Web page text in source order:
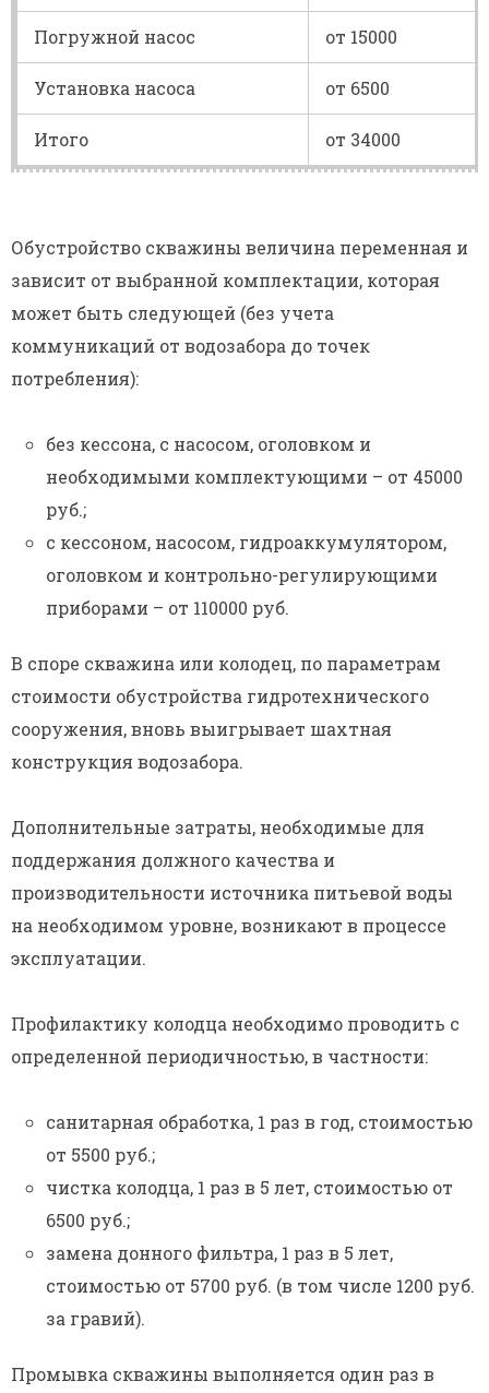
Погружной насос от 15000
Установка насоса от 6500
Итого от 34000
Обустройство скважины величина переменная и
зависит от выбранной комплектации, которая
может быть следующей (без учета
коммуникаций от водозабора до точек
потребления):
без кессона, с насосом, оголовком и
необходимыми комплектующими – от 45000
руб.;
с кессоном, насосом, гидроаккумулятором,
оголовком и контрольно-регулирующими
приборами – от 110000 руб.
В споре скважина или колодец, по параметрам
стоимости обустройства гидротехнического
сооружения, вновь выигрывает шахтная
конструкция водозабора.
Дополнительные затраты, необходимые для
поддержания должного качества и
производительности источника питьевой воды
на необходимом уровне, возникают в процессе
эксплуатации.
Профилактику колодца необходимо проводить с
определенной периодичностью, в частности:
санитарная обработка, 1 раз в год, стоимостью
от 5500 руб.;
чистка колодца, 1 раз в 5 лет, стоимостью от
6500 руб.;
замена донного фильтра, 1 раз в 5 лет,
стоимостью от 5700 руб. (в том числе 1200 руб.
за гравий).
Промывка скважины выполняется один раз в